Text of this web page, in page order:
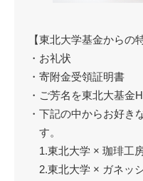
【東北大学基金からの
・お礼状
・寄附金受領証明書
・ご芳名を東北大基金
・下記の中からお好き
す。
1.東北大学 × 珈琲工
2.東北大学 × ガネッ